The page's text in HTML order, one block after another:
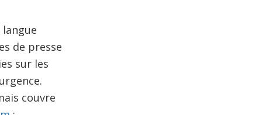
de presse
sur les
couvre